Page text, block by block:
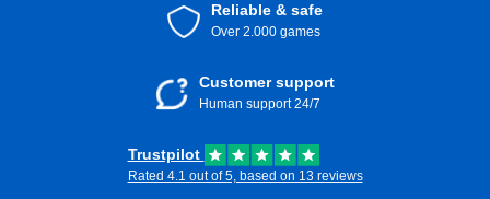
Reliable & safe
Over 2.000 games
Customer support
Human support 24/7
Trustpilot
Rated 4.1 out of 5, based on 13 reviews